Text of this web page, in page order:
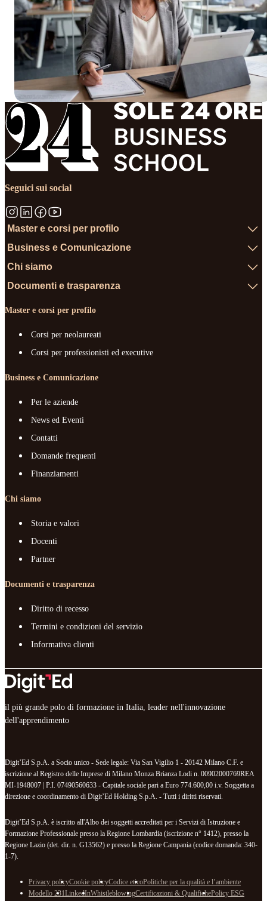
Seguici sui social
Master e corsi per profilo
Business e Comunicazione
Chi siamo
Documenti e trasparenza
Master e corsi per profilo
Corsi per neolaureati
Corsi per professionisti ed executive
Business e Comunicazione
Per le aziende
News ed Eventi
Contatti
Domande frequenti
Finanziamenti
Chi siamo
Storia e valori
Docenti
Partner
Documenti e trasparenza
Diritto di recesso
Termini e condizioni del servizio
Informativa clienti
il più grande polo di formazione in Italia, leader nell'innovazione
dell'apprendimento
Digit’Ed S.p.A. a Socio unico - Sede legale: Via San Vigilio 1 - 20142 Milano C.F. e
iscrizione al Registro delle Imprese di Milano Monza Brianza Lodi n. 00902000769REA
MI-1948007 | P.I. 07490560633 - Capitale sociale pari a Euro 774.600,00 i.v. Soggetta a
direzione e coordinamento di Digit’Ed Holding S.p.A. - Tutti i diritti riservati.
Digit’Ed S.p.A. è iscritto all'Albo dei soggetti accreditati per i Servizi di Istruzione e
Formazione Professionale presso la Regione Lombardia (iscrizione n° 1412), presso la
Regione Lazio (det. dir. n. G13562) e presso la Regione Campania (codice domanda: 340-
1-7).
Privacy policyCookie policyCodice eticoPolitiche per la qualità e l’ambiente
Modello 231LinkedInWhistleblowingCertificazioni & QualifichePolicy ESG